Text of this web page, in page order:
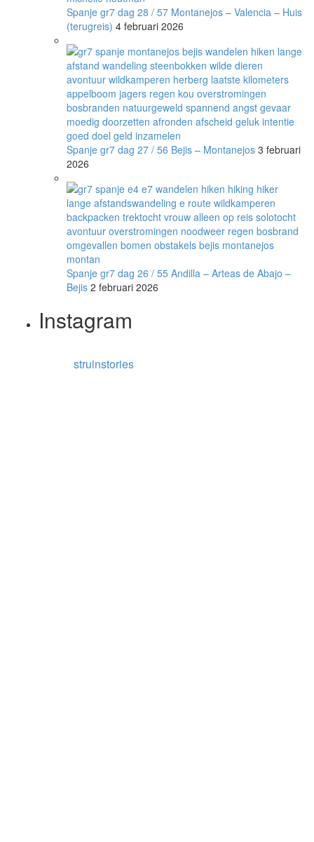
Spanje gr7 dag 28 / 57 Montanejos – Valencia – Huis
(terugreis) 4 februari 2026
Spanje gr7 dag 27 / 56 Bejis – Montanejos 3 februari
2026
Spanje gr7 dag 26 / 55 Andilla – Arteas de Abajo –
Bejis 2 februari 2026
Instagram
struinstories